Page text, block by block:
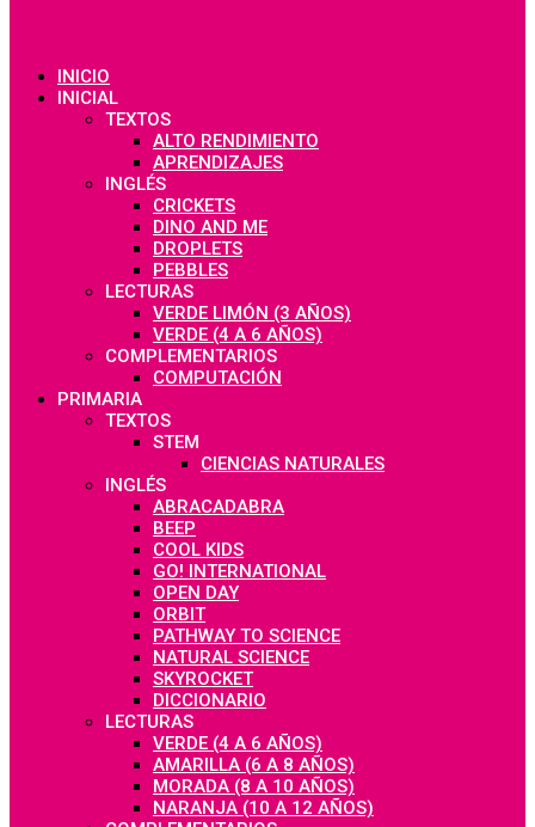
INICIO
INICIAL
TEXTOS
ALTO RENDIMIENTO
APRENDIZAJES
INGLÉS
CRICKETS
DINO AND ME
DROPLETS
PEBBLES
LECTURAS
VERDE LIMÓN (3 AÑOS)
VERDE (4 A 6 AÑOS)
COMPLEMENTARIOS
COMPUTACIÓN
PRIMARIA
TEXTOS
STEM
CIENCIAS NATURALES
INGLÉS
ABRACADABRA
BEEP
COOL KIDS
GO! INTERNATIONAL
OPEN DAY
ORBIT
PATHWAY TO SCIENCE
NATURAL SCIENCE
SKYROCKET
DICCIONARIO
LECTURAS
VERDE (4 A 6 AÑOS)
AMARILLA (6 A 8 AÑOS)
MORADA (8 A 10 AÑOS)
NARANJA (10 A 12 AÑOS)